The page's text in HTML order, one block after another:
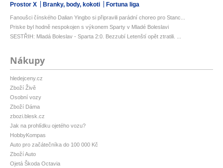
Prostor X Branky, body, kokoti Fortuna liga
Fanoušci čínského Dalian Yingbo si připravili parádní choreo pro Stanc...
Priske byl hodně nespokojen s výkonem Sparty v Mladé Boleslavi
SESTŘIH: Mladá Boleslav - Sparta 2:0. Bezzubí Letenští opět ztratili. ...
Nákupy
hledejceny.cz
Zboží Živě
Osobní vozy
Zboží Dáma
zbozi.blesk.cz
Jak na prohlídku ojetého vozu?
HobbyKompas
Auto pro začátečníka do 100 000 Kč
Zboží Auto
Ojetá Škoda Octavia